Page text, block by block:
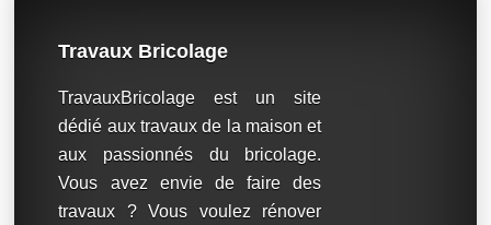
Travaux Bricolage
TravauxBricolage est un site
dédié aux travaux de la maison et
aux passionnés du bricolage.
Vous avez envie de faire des
travaux ? Vous voulez rénover